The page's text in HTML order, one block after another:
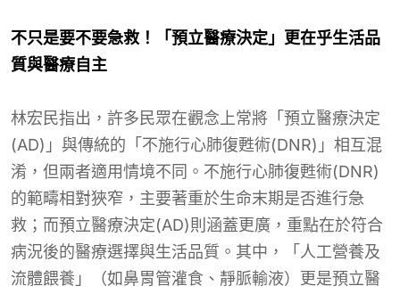
不只是要不要急救！「預立醫療決定」更在乎生活品
質與醫療自主
林宏民指出，許多民眾在觀念上常將「預立醫療決定
(AD)」與傳統的「不施行心肺復甦術(DNR)」相互混
淆，但兩者適用情境不同。不施行心肺復甦術(DNR)
的範疇相對狹窄，主要著重於生命末期是否進行急
救；而預立醫療決定(AD)則涵蓋更廣，重點在於符合
病況後的醫療選擇與生活品質。其中，「人工營養及
流體餵養」（如鼻胃管灌食、靜脈輸液）更是預立醫